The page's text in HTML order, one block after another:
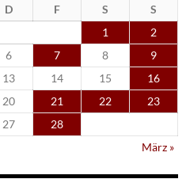
D F S
S
1
2
6 7 8
9
13 14 15
16
20 21 22
23
27
28
März »